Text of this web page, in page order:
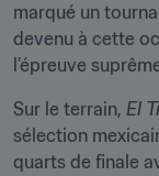
marqué un
devenu à cette
l’épreuve
Sur le terrain, El
sélection
quarts de finale